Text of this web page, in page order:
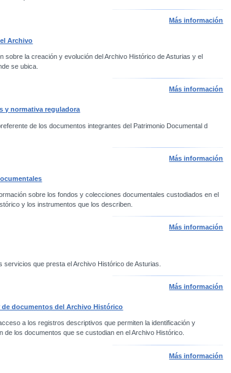
Más información
Archivo
sobre la creación y evolución del Archivo Histórico de Asturias y el
se ubica.
Más información
y normativa reguladora
de los documentos integrantes del Patrimonio Documental d
Más información
sobre los fondos y colecciones documentales custodiados en el
y los instrumentos que los describen.
Más información
servicios que presta el Archivo Histórico de Asturias.
Más información
de documentos del Archivo Histórico
a los registros descriptivos que permiten la identificación y
de los documentos que se custodian en el Archivo Histórico.
Más información